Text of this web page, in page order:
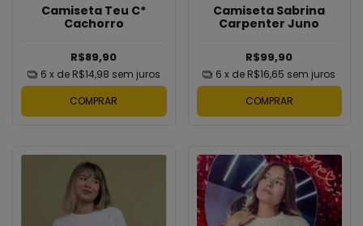
Camiseta Teu C*
Cachorro
R$89,90
6 x de R$14,98 sem juros
COMPRAR
Camiseta Sabrina
Carpenter Juno
R$99,90
6 x de R$16,65 sem juros
COMPRAR